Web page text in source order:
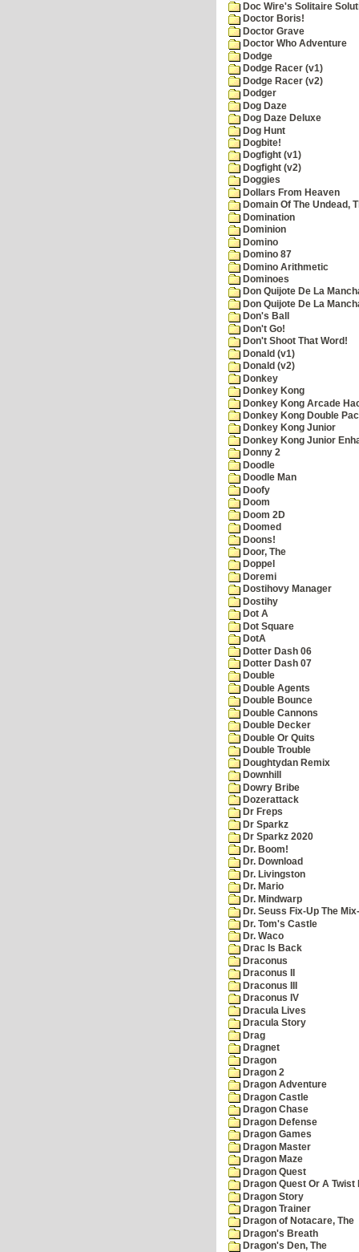
Doc Wire's Solitaire
Doctor Boris!
Doctor Grave
Doctor Who Adventure
Dodge
Dodge Racer (v1)
Dodge Racer (v2)
Dodger
Dog Daze
Dog Daze Deluxe
Dog Hunt
Dogbite!
Dogfight (v1)
Dogfight (v2)
Doggies
Dollars From Heaven
Domain Of The Undead,
Domination
Dominion
Domino
Domino 87
Domino Arithmetic
Dominoes
Don Quijote De La
Don Quijote De La
Don's Ball
Don't Go!
Don't Shoot That Word!
Donald (v1)
Donald (v2)
Donkey
Donkey Kong
Donkey Kong Arcade
Donkey Kong Double
Donkey Kong Junior
Donkey Kong Junior
Donny 2
Doodle
Doodle Man
Doofy
Doom
Doom 2D
Doomed
Doons!
Door, The
Doppel
Doremi
Dostihovy Manager
Dostihy
Dot A
Dot Square
DotA
Dotter Dash 06
Dotter Dash 07
Double
Double Agents
Double Bounce
Double Cannons
Double Decker
Double Or Quits
Double Trouble
Doughtydan Remix
Downhill
Dowry Bribe
Dozerattack
Dr Freps
Dr Sparkz
Dr Sparkz 2020
Dr. Boom!
Dr. Download
Dr. Livingston
Dr. Mario
Dr. Mindwarp
Dr. Seuss Fix-Up The
Dr. Tom's Castle
Dr. Waco
Drac Is Back
Draconus
Draconus II
Draconus III
Draconus IV
Dracula Lives
Dracula Story
Drag
Dragnet
Dragon
Dragon 2
Dragon Adventure
Dragon Castle
Dragon Chase
Dragon Defense
Dragon Games
Dragon Master
Dragon Maze
Dragon Quest
Dragon Quest Or A Twist
Dragon Story
Dragon Trainer
Dragon of Notacare, The
Dragon's Breath
Dragon's Den, The